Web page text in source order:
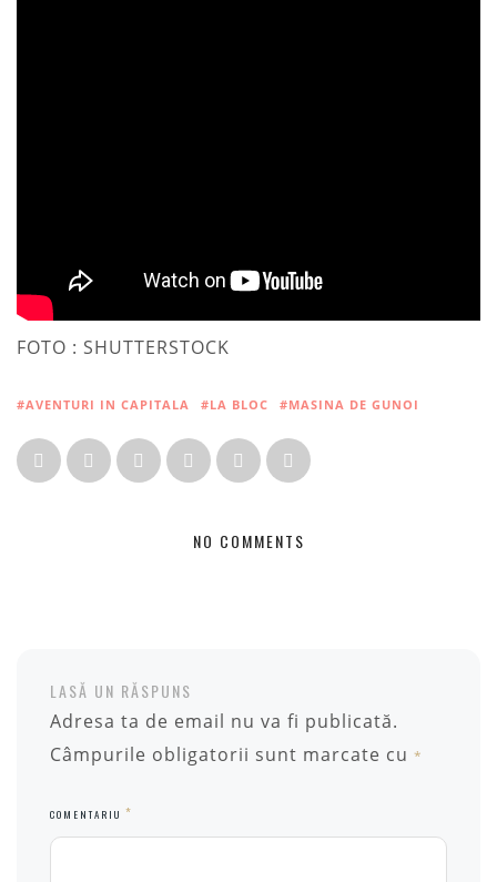
FOTO : SHUTTERSTOCK
#AVENTURI IN CAPITALA #LA BLOC #MASINA DE GUNOI
NO COMMENTS
LASĂ UN RĂSPUNS
Adresa ta de email nu va fi publicată.
Câmpurile obligatorii sunt marcate cu *
COMENTARIU *